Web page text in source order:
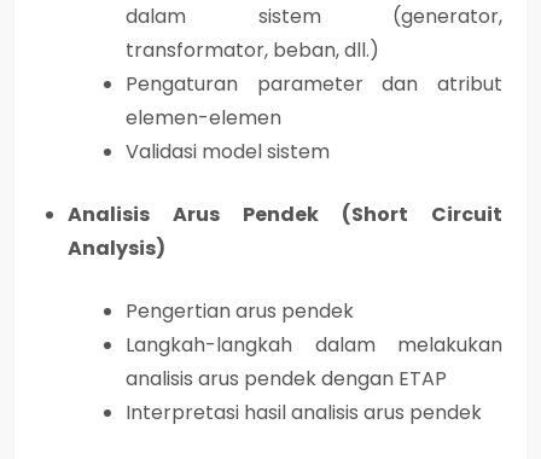
dalam sistem (generator,
transformator, beban, dll.)
Pengaturan parameter dan atribut
elemen-elemen
Validasi model sistem
Analisis Arus Pendek (Short Circuit
Analysis)
Pengertian arus pendek
Langkah-langkah dalam melakukan
analisis arus pendek dengan ETAP
Interpretasi hasil analisis arus pendek